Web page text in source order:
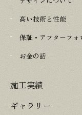
高い技術と性能
保証・アフターフォ
お金の話
施工実績
ギャラリー